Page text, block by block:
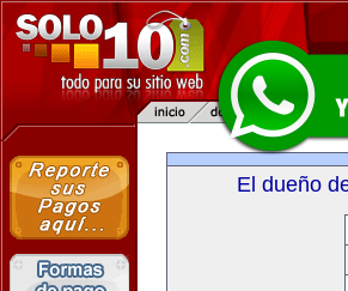
El dueño